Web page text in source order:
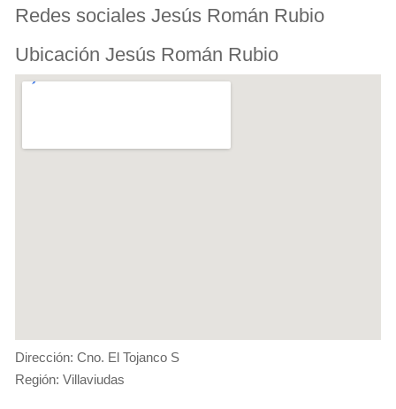
Redes sociales Jesús Román Rubio
Ubicación Jesús Román Rubio
Dirección: Cno. El Tojanco S
Región: Villaviudas